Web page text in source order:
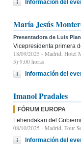
Información del
María Jesús
Presentadora de Luis
Vicepresidenta primera
18/09/2025 - Madrid, Hotel
5) 9:00 horas
Información del
Imanol Pradales
FÓRUM EUROPA
Lehendakari del
08/10/2025 - Madrid, Four
Información del